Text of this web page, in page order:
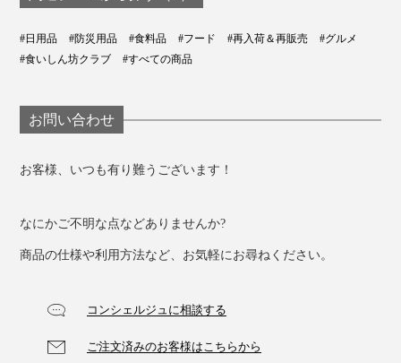
#日用品 #防災用品 #食料品 #フード #再入荷＆再販売
#グルメ
#食いしん坊クラブ
#すべての商品
お問い合わせ
お客様、いつも有り難うございます！
なにかご不明な点などありませんか?
商品の仕様や利用方法など、お気軽にお尋ねください。
コンシェルジュに相談する
ご注文済みのお客様はこちらから